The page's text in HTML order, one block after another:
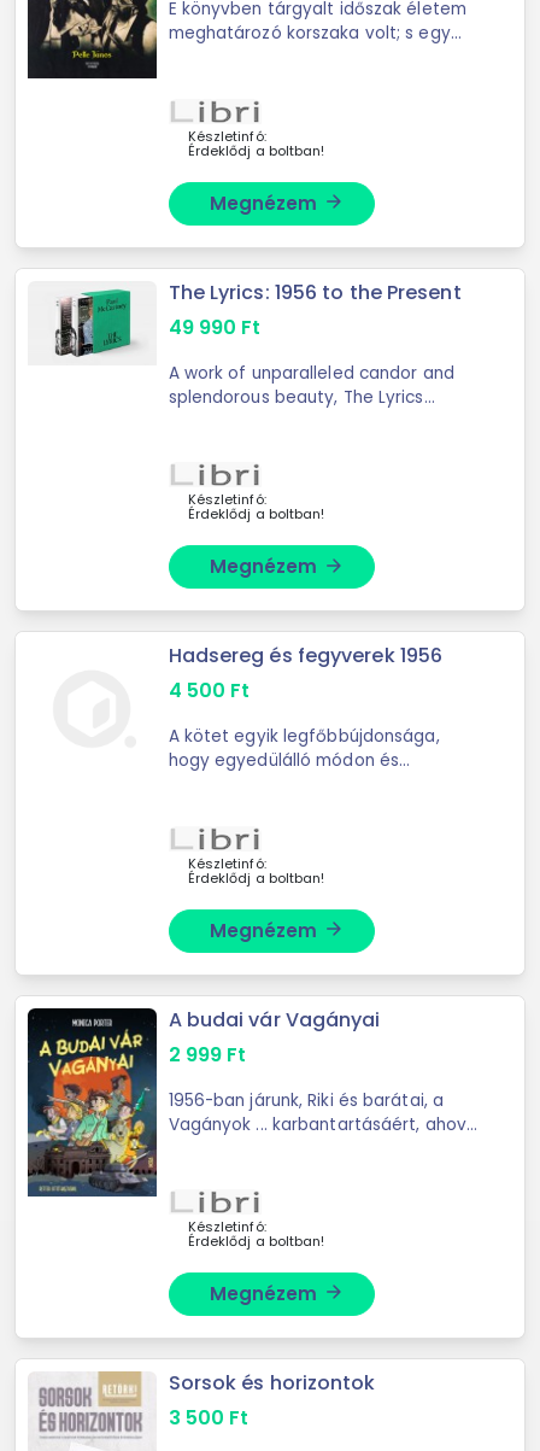
E könyvben tárgyalt időszak életem
meghatározó korszaka volt; s egy
érdekelten olvastam el Pelle János
Készletinfó:
Érdeklődj a boltban!
Megnézem arrow_forward
The Lyrics: 1956 to the Present
49 990 Ft
A work of unparalleled candor and
splendorous beauty, The Lyrics
through 154 of his most meaningful
songs.From ...
Készletinfó:
Érdeklődj a boltban!
Megnézem arrow_forward
Hadsereg és fegyverek 1956
4 500 Ft
A kötet egyik legfőbbújdonsága,
hogy egyedülálló módon és
alkalmazott fegyverzetet és a
fontosabb haditechnikai eszközöket
Készletinfó:
Érdeklődj a boltban!
Megnézem arrow_forward
A budai vár Vagányai
2 999 Ft
1956-ban járunk, Riki és barátai, a
Vagányok ... karbantartásáért, ahová
Vagányok is lelkesen csatlakoznak a
szovjet elnyomás ...
Készletinfó:
Érdeklődj a boltban!
Megnézem arrow_forward
Sorsok és horizontok
3 500 Ft